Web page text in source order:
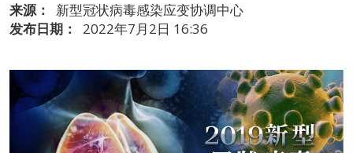
来源：
新型冠状病毒感染应变协调中心
发布日期：
2022年7月2日 16:36